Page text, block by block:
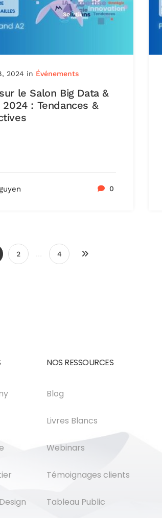
2024 in Événements
le Salon Big Data &
2024 : Tendances &
0
2 4
NOS RESSOURCES
Blog
Livres Blancs
Webinars
Témoignages clients
Tableau Public